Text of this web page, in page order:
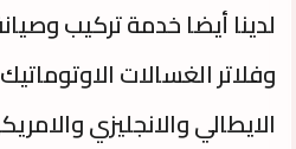
لدينا أيضا خدمة تركيب
وفلاتر الغسالات
الايطالي والانجليزي